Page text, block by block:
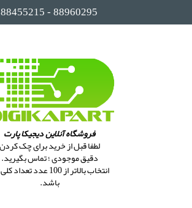
- 88960295
فروشگاه آنلاین دیجیکا پارت
لطفا قبل از خرید برای چک کردن
دقیق موجودی ؛ تماس بگیرید.
انتخاب بالاتر از 100 عدد
باشد.